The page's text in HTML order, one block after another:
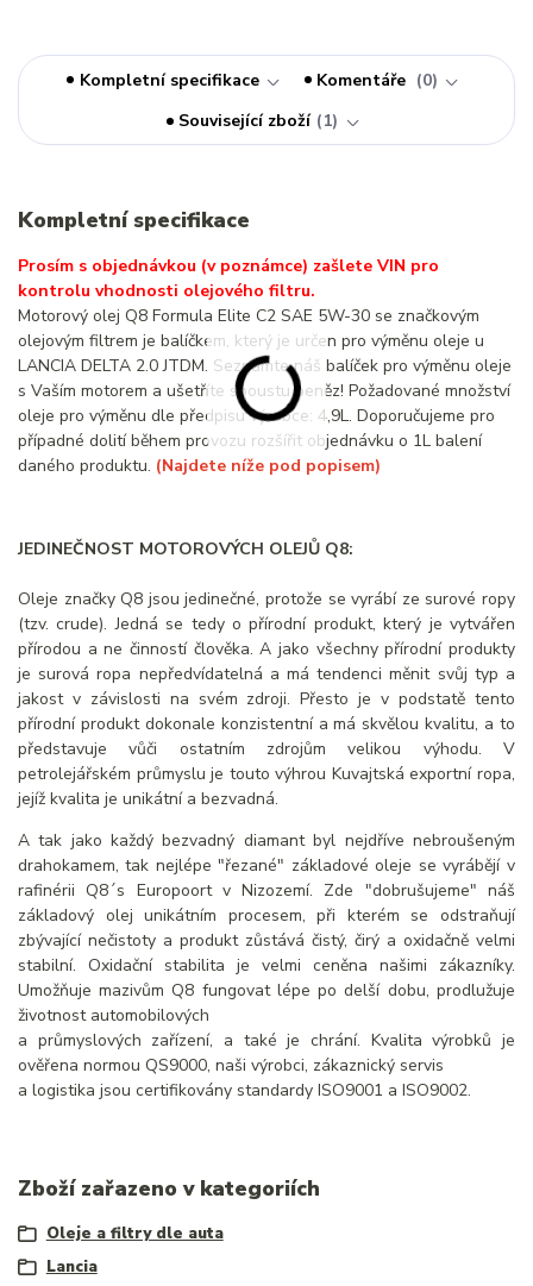
Kompletní specifikace Komentáře
0
Související zboží
1
Kompletní specifikace
Prosím s objednávkou (v poznámce) zašlete VIN pro
kontrolu vhodnosti olejového filtru.
Motorový olej Q8 Formula Elite C2 SAE 5W-30 se značkovým
olejovým filtrem je balíčkem, který je určen pro výměnu oleje u
LANCIA DELTA 2.0 JTDM. Seznamte náš balíček pro výměnu oleje
s Vaším motorem a ušetříte spoustu peněz! Požadované množství
oleje pro výměnu dle předpisu výrobce: 4,9L. Doporučujeme pro
případné dolití během provozu rozšířit objednávku o 1L balení
daného produktu. (Najdete níže pod popisem)
JEDINEČNOST MOTOROVÝCH OLEJŮ Q8:
Oleje značky Q8 jsou jedinečné, protože se vyrábí ze surové ropy
(tzv. crude). Jedná se tedy o přírodní produkt, který je vytvářen
přírodou a ne činností člověka. A jako všechny přírodní produkty
je surová ropa nepředvídatelná a má tendenci měnit svůj typ a
jakost v závislosti na svém zdroji. Přesto je v podstatě tento
přírodní produkt dokonale konzistentní a má skvělou kvalitu, a to
představuje vůči ostatním zdrojům velikou výhodu. V
petrolejářském průmyslu je touto výhrou Kuvajtská exportní ropa,
jejíž kvalita je unikátní a bezvadná.
A tak jako každý bezvadný diamant byl nejdříve nebroušeným
drahokamem, tak nejlépe "řezané" základové oleje se vyrábějí v
rafinérii Q8´s Europoort v Nizozemí. Zde "dobrušujeme" náš
základový olej unikátním procesem, při kterém se odstraňují
zbývající nečistoty a produkt zůstává čistý, čirý a oxidačně velmi
stabilní. Oxidační stabilita je velmi ceněna našimi zákazníky.
Umožňuje mazivům Q8 fungovat lépe po delší dobu, prodlužuje
životnost automobilových
a průmyslových zařízení, a také je chrání. Kvalita výrobků je
ověřena normou QS9000, naši výrobci, zákaznický servis
a logistika jsou certifikovány standardy ISO9001 a ISO9002.
Zboží zařazeno v kategoriích
Oleje a filtry dle auta
Lancia